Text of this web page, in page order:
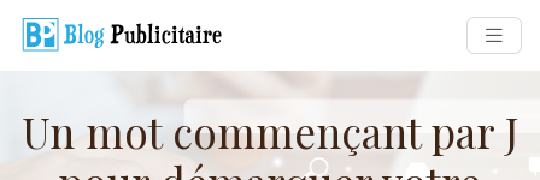
Un mot commençant par J